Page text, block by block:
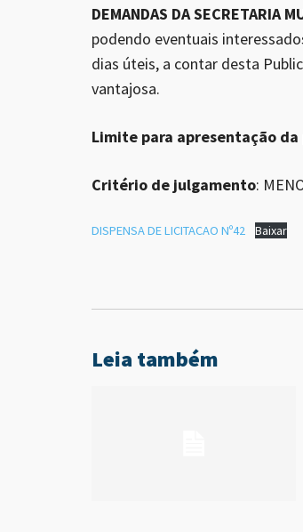
DEMANDAS DA SECRETARIA
podendo eventuais
dias úteis, a contar desta
vantajosa.
Limite para apresentação
Critério de julgamento:
DISPENSA DE LICITACAO Nº42 Baixar
Leia também